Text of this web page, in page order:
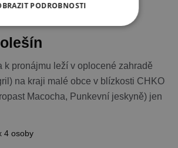
k pronájmu leží v oplocené zahradě
na kraji malé obce v blízkosti CHKO
Macocha, Punkevní jeskyně) jen
4 osoby
PODROBNOSTI
CÍLENÍ
SOUBORY